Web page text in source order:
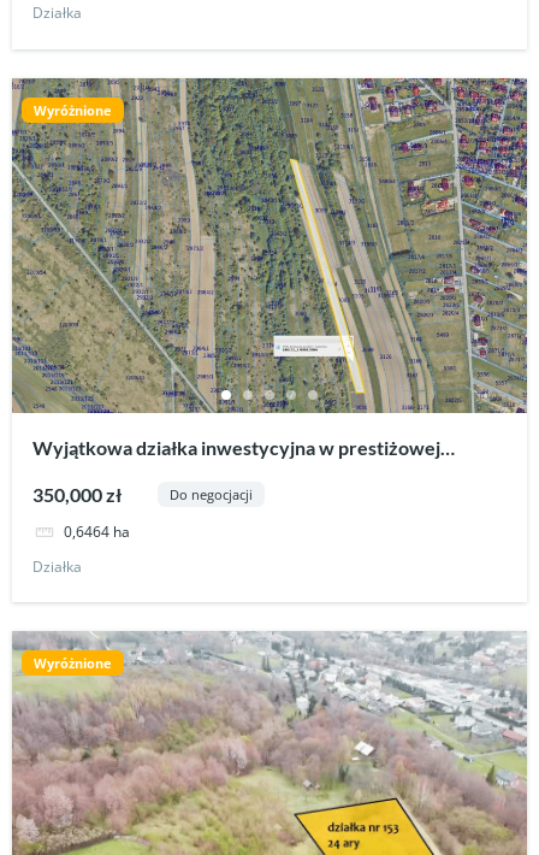
Działka
Wyróżnione
Wyjątkowa działka inwestycyjna w prestiżowej
350,000 zł Do negocjacji
0,6464 ha
Działka
Wyróżnione